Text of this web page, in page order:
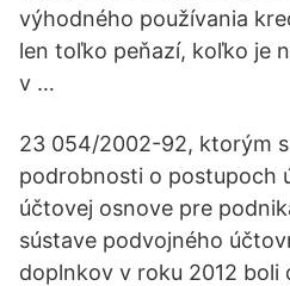
výhodného používania
len toľko peňazí, koľko je
v …
23 054/2002-92, ktorým
podrobnosti o postupoch
účtovej osnove pre
sústave podvojného
doplnkov v roku 2012 boli